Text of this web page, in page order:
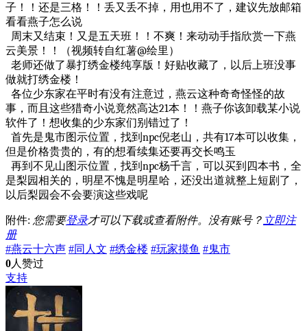
子！！还是三格！！丢又丢不掉，用也用不了，建议先放邮箱
看看燕子怎么说
周末又结束！又是五天班！！不爽！来动动手指欣赏一下燕
云美景！！（视频转自红薯@绘里）
老师还做了暴打绣金楼纯享版！好贴收藏了，以后上班没事
做就打绣金楼！
各位少东家在平时有没有注意过，燕云这种奇奇怪怪的故
事，而且这些猎奇小说竟然高达21本！！燕子你该卸载某小说
软件了！想收集的少东家们别错过了！
首先是鬼市图示位置，找到npc倪老山，共有17本可以收集，
但是价格贵贵的，有的想看续集还要再交长鸣玉
再到不见山图示位置，找到npc杨千言，可以买到四本书，全
是梨园相关的，明星不愧是明星哈，还没出道就整上短剧了，
以后梨园会不会要演这些戏呢
附件: 您需要登录才可以下载或查看附件。没有账号？ 立即注
册
#燕云十六声 #同人文 #绣金楼 #玩家摸鱼 #鬼市
0人赞过
支持